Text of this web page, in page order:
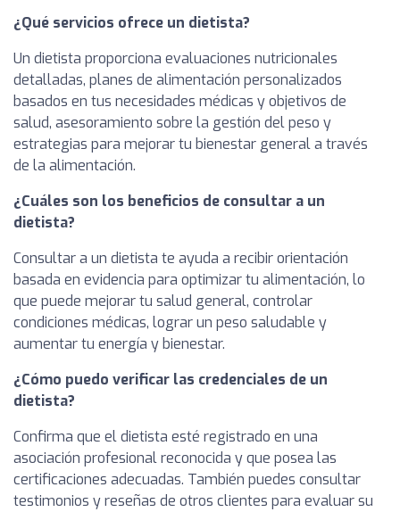
¿Qué servicios ofrece un dietista?
Un dietista proporciona evaluaciones nutricionales
detalladas, planes de alimentación personalizados
basados en tus necesidades médicas y objetivos de
salud, asesoramiento sobre la gestión del peso y
estrategias para mejorar tu bienestar general a través
de la alimentación.
¿Cuáles son los beneficios de consultar a un
dietista?
Consultar a un dietista te ayuda a recibir orientación
basada en evidencia para optimizar tu alimentación, lo
que puede mejorar tu salud general, controlar
condiciones médicas, lograr un peso saludable y
aumentar tu energía y bienestar.
¿Cómo puedo verificar las credenciales de un
dietista?
Confirma que el dietista esté registrado en una
asociación profesional reconocida y que posea las
certificaciones adecuadas. También puedes consultar
testimonios y reseñas de otros clientes para evaluar su